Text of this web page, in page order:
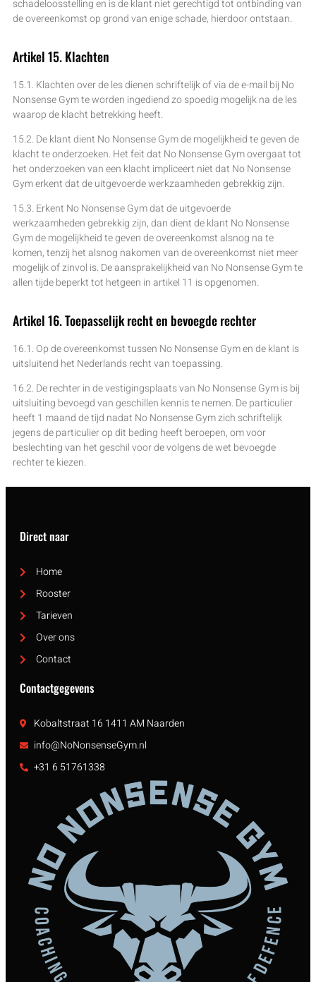
schadeloosstelling en is de klant niet gerechtigd tot ontbinding van
de overeenkomst op grond van enige schade, hierdoor ontstaan.
Artikel 15. Klachten
15.1. Klachten over de les dienen schriftelijk of via de e-mail bij No
Nonsense Gym te worden ingediend zo spoedig mogelijk na de les
waarop de klacht betrekking heeft.
15.2. De klant dient No Nonsense Gym de mogelijkheid te geven de
klacht te onderzoeken. Het feit dat No Nonsense Gym overgaat tot
het onderzoeken van een klacht impliceert niet dat No Nonsense
Gym erkent dat de uitgevoerde werkzaamheden gebrekkig zijn.
15.3. Erkent No Nonsense Gym dat de uitgevoerde
werkzaamheden gebrekkig zijn, dan dient de klant No Nonsense
Gym de mogelijkheid te geven de overeenkomst alsnog na te
komen, tenzij het alsnog nakomen van de overeenkomst niet meer
mogelijk of zinvol is. De aansprakelijkheid van No Nonsense Gym te
allen tijde beperkt tot hetgeen in artikel 11 is opgenomen.
Artikel 16. Toepasselijk recht en bevoegde rechter
16.1. Op de overeenkomst tussen No Nonsense Gym en de klant is
uitsluitend het Nederlands recht van toepassing.
16.2. De rechter in de vestigingsplaats van No Nonsense Gym is bij
uitsluiting bevoegd van geschillen kennis te nemen. De particulier
heeft 1 maand de tijd nadat No Nonsense Gym zich schriftelijk
jegens de particulier op dit beding heeft beroepen, om voor
beslechting van het geschil voor de volgens de wet bevoegde
rechter te kiezen.
Direct naar
Home
Rooster
Tarieven
Over ons
Contact
Contactgegevens
Kobaltstraat 16 1411 AM Naarden
info@NoNonsenseGym.nl
+31 6 51761338